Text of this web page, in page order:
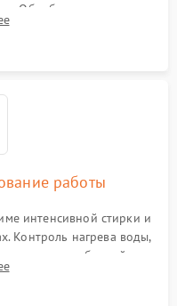
Обработка стыков
протечек воды.
работы
интенсивной стирки и
Контроль нагрева воды,
излишних вибраций,
под корпусом.